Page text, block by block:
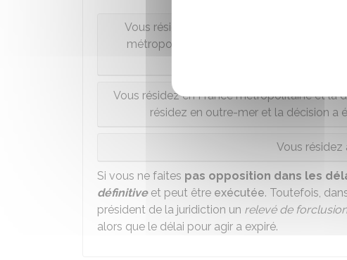
Vous résidez en France métropolitaine et
métropole ou vous résidez en outre-mer
Vous résidez en France métropolitaine et la
résidez en outre-mer et la décision a
Vous résidez
Si vous ne faites pas opposition dans les
définitiveet peut être exécutée. Toutefois,
président de la juridiction un relevé de forclusion
alors que le délai pour agir a expiré.